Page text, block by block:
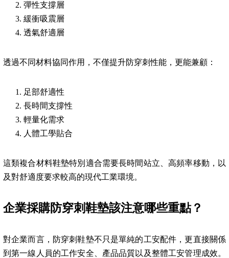
彈性支撐層
緩衝吸震層
透氣舒適層
透過不同材料協同作用，不僅提升防穿刺性能，更能兼顧：
足部舒適性
長時間支撐性
輕量化需求
人體工學貼合
這類複合材料鞋墊特別適合需要長時間站立、高頻率移動，以
及對舒適度要求較高的現代工業環境。
企業採購防穿刺鞋墊該注意哪些重點？
對企業而言，防穿刺鞋墊不只是單純的工安配件，更直接關係
到第一線人員的工作安全、產品品質以及整體工安管理成效。